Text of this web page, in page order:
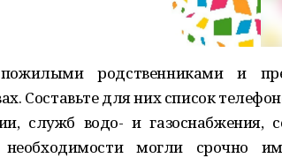
родственниками и
Составьте для них список
служб водо- и газоснабжения,
могли срочно им